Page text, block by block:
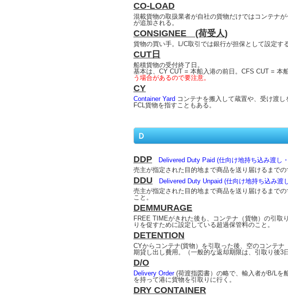
CO-LOAD
混載貨物の取扱業者が自社の貨物だけではコンテナ
が追加される。
CONSIGNEE (荷受人)
貨物の買い手。L/C取引では銀行が担保として設定
CUT日
船積貨物の受付終了日。
基本は、CY CUT = 本船入港の前日。CFS CUT = 本
う場合があるので要注意。
CY
Container Yard コンテナを搬入して蔵置や、受け渡し
FCL貨物を指すこともある。
Ｄ
DDP
Delivered Duty Paid (仕向け地持ち込み渡し
売主が指定された目的地まで商品を送り届けるまでの
DDU
Delivered Duty Unpaid (仕向け地持ち込み渡
売主が指定された目的地まで商品を送り届けるまで
こと。
DEMMURAGE
FREE TIMEがきれた後も、コンテナ（貨物）の引取
りを促すために設定している超過保管料のこと。
DETENTION
CYからコンテナ(貨物）を引取った後、空のコンテ
期貸し出し費用。（一般的な返却期限は、引取り後3
D/O
Delivery Order(荷渡指図書）の略で、輸入者がB/Lを
を持って港に貨物を引取りに行く。
DRY CONTAINER